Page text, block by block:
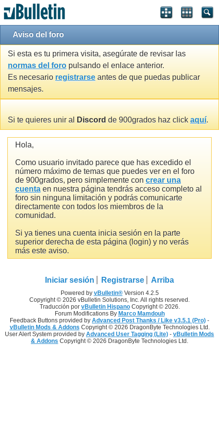
Aviso del foro
Si esta es tu primera visita, asegúrate de revisar las
normas del foro pulsando el enlace anterior.
Es necesario registrarse antes de que puedas publicar
mensajes.
Si te quieres unir al Discord de 900grados haz click aquí.
Hola,
Como usuario invitado parece que has excedido el
número máximo de temas que puedes ver en el foro
de 900grados, pero simplemente con crear una
cuenta en nuestra página tendrás acceso completo al
foro sin ninguna limitación y podrás comunicarte
directamente con todos los miembros de la
comunidad.
Si ya tienes una cuenta inicia sesión en la parte
superior derecha de esta página (login) y no verás
más este aviso.
Iniciar sesión Registrarse Arriba
Powered by vBulletin®Version 4.2.5
Copyright © 2026 vBulletin Solutions, Inc. All rights reserved.
Traducción por vBulletin HispanoCopyright © 2026.
Forum Modifications By Marco Mamdouh
Feedback Buttons provided by Advanced Post Thanks / Like v3.5.1 (Pro) -
vBulletin Mods & Addons Copyright © 2026 DragonByte Technologies Ltd.
User Alert System provided by Advanced User Tagging (Lite) - vBulletin Mods
& Addons Copyright © 2026 DragonByte Technologies Ltd.